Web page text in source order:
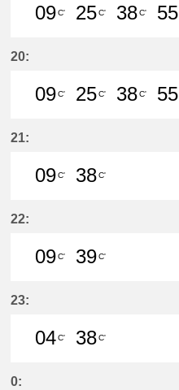
09C'
25C'
38C'
55
20:
09C'
25C'
38C'
55
21:
09C'
38C'
22:
09C'
39C'
23:
04C'
38C'
0: